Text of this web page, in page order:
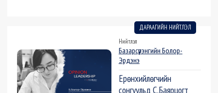
ДАРААГИЙН НИЙТЛЭЛ
Нийтлэл
Базарсүрэнгийн Болор-
Эрдэнэ
Ерөнхийлөгчийн
сонгуульд С.Баярцогт